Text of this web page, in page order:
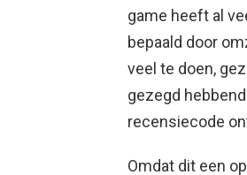
game heeft al
bepaald door
veel te doen,
gezegd
recensiecode
Omdat dit een